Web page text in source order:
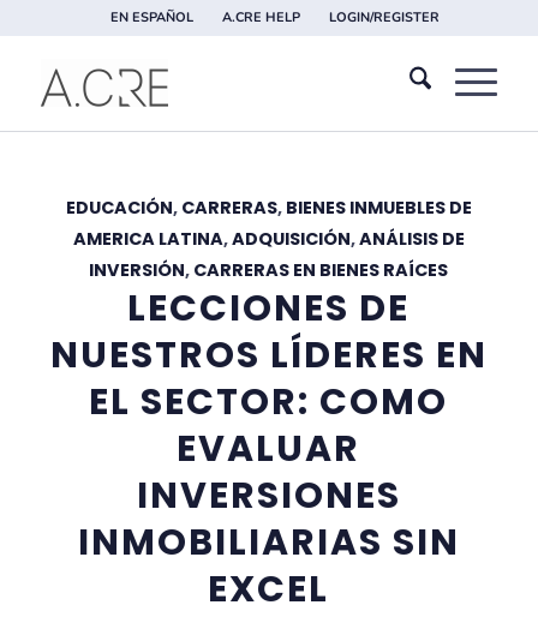
EN ESPAÑOL A.CRE HELP LOGIN/REGISTER
EDUCACIÓN, CARRERAS, BIENES INMUEBLES DE
AMERICA LATINA,ADQUISICIÓN,ANÁLISIS DE
INVERSIÓN, CARRERAS EN BIENES RAÍCES
LECCIONES DE
NUESTROS LÍDERES EN
EL SECTOR: COMO
EVALUAR
INVERSIONES
INMOBILIARIAS SIN
EXCEL